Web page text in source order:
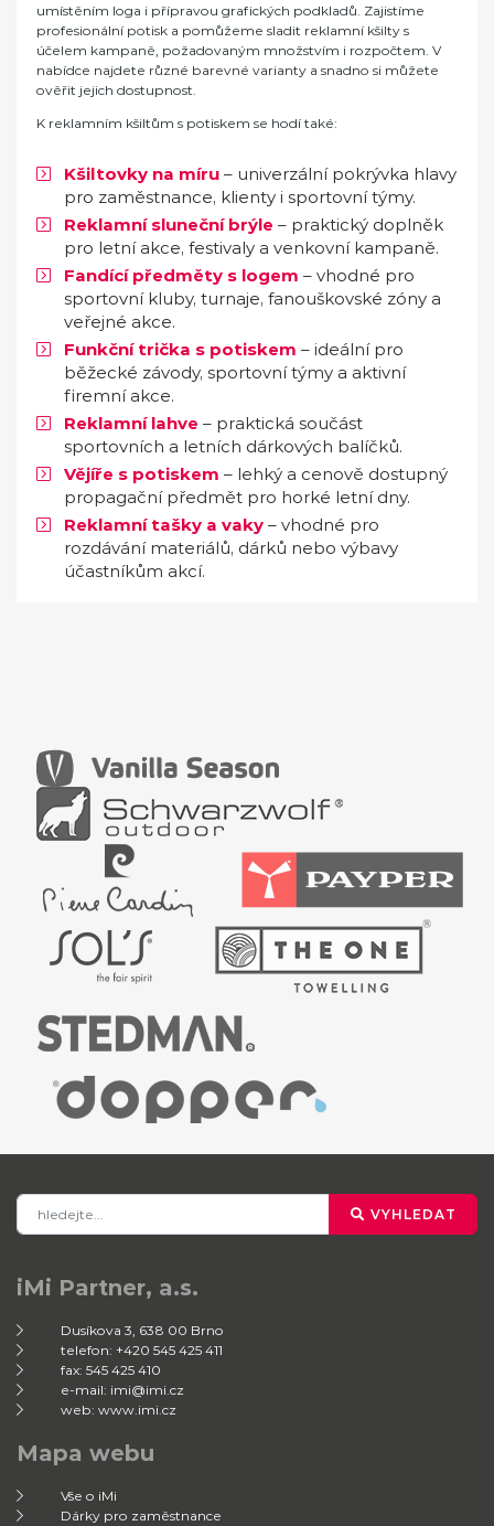
umístěním loga i přípravou grafických podkladů. Zajistíme
profesionální potisk a pomůžeme sladit reklamní kšilty s
účelem kampaně, požadovaným množstvím i rozpočtem. V
nabídce najdete různé barevné varianty a snadno si můžete
ověřit jejich dostupnost.
K reklamním kšiltům s potiskem se hodí také:
Kšiltovky na míru – univerzální pokrývka hlavy
pro zaměstnance, klienty i sportovní týmy.
Reklamní sluneční brýle – praktický doplněk
pro letní akce, festivaly a venkovní kampaně.
Fandící předměty s logem – vhodné pro
sportovní kluby, turnaje, fanouškovské zóny a
veřejné akce.
Funkční trička s potiskem – ideální pro
běžecké závody, sportovní týmy a aktivní
firemní akce.
Reklamní lahve – praktická součást
sportovních a letních dárkových balíčků.
Vějíře s potiskem – lehký a cenově dostupný
propagační předmět pro horké letní dny.
Reklamní tašky a vaky – vhodné pro
rozdávání materiálů, dárků nebo výbavy
účastníkům akcí.
VYHLEDAT
iMi Partner, a.s.
Dusíkova 3, 638 00 Brno
telefon: +420 545 425 411
fax: 545 425 410
e-mail: imi@imi.cz
web: www.imi.cz
Mapa webu
Vše o iMi
Dárky pro zaměstnance